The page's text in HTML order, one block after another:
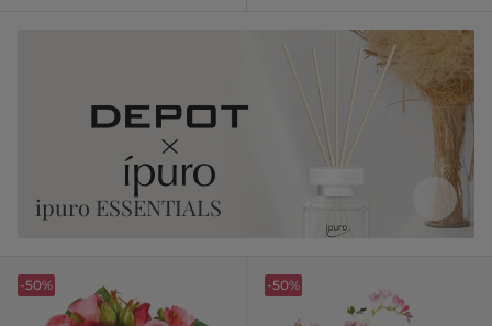
ipuro ESSENTIALS
-50% -50%